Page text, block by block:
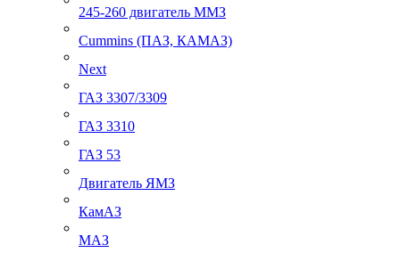
245-260 двигатель ММЗ
Cummins (ПАЗ, КАМАЗ)
Next
ГАЗ 3307/3309
ГАЗ 3310
ГАЗ 53
Двигатель ЯМЗ
КамАЗ
МАЗ